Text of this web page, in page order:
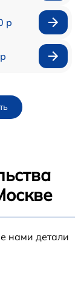
р
нами детали